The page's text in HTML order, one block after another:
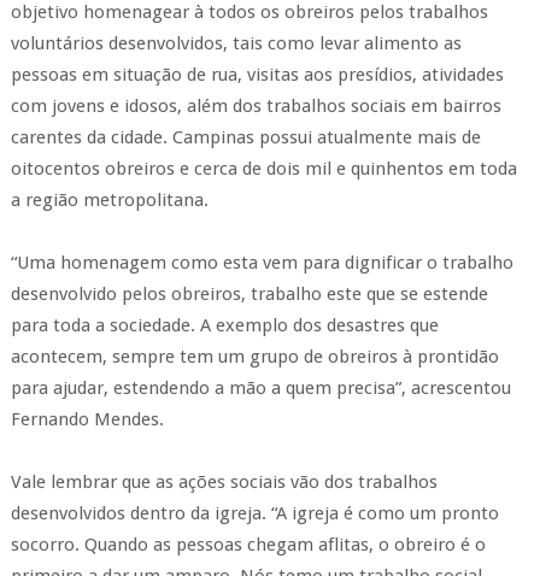
objetivo homenagear à todos os obreiros pelos trabalhos
voluntários desenvolvidos, tais como levar alimento as
pessoas em situação de rua, visitas aos presídios, atividades
com jovens e idosos, além dos trabalhos sociais em bairros
carentes da cidade. Campinas possui atualmente mais de
oitocentos obreiros e cerca de dois mil e quinhentos em toda
a região metropolitana.
“Uma homenagem como esta vem para dignificar o trabalho
desenvolvido pelos obreiros, trabalho este que se estende
para toda a sociedade. A exemplo dos desastres que
acontecem, sempre tem um grupo de obreiros à prontidão
para ajudar, estendendo a mão a quem precisa”, acrescentou
Fernando Mendes.
Vale lembrar que as ações sociais vão dos trabalhos
desenvolvidos dentro da igreja. “A igreja é como um pronto
socorro. Quando as pessoas chegam aflitas, o obreiro é o